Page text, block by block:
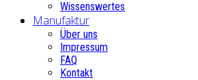
Wissenswertes
Manufaktur
Über uns
Impressum
FAQ
Kontakt